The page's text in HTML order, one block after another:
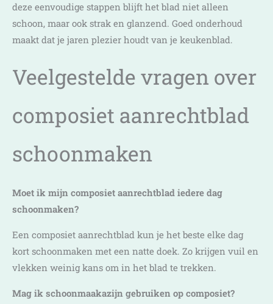
deze eenvoudige stappen blijft het blad niet alleen
schoon, maar ook strak en glanzend. Goed onderhoud
maakt dat je jaren plezier houdt van je keukenblad.
Veelgestelde vragen over
composiet aanrechtblad
schoonmaken
Moet ik mijn composiet aanrechtblad iedere dag
schoonmaken?
Een composiet aanrechtblad kun je het beste elke dag
kort schoonmaken met een natte doek. Zo krijgen vuil en
vlekken weinig kans om in het blad te trekken.
Mag ik schoonmaakazijn gebruiken op composiet?